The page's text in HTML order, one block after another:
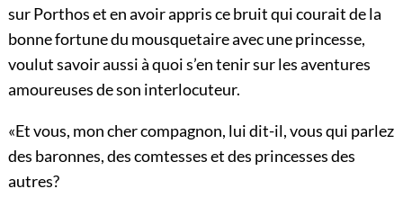
sur Porthos et en avoir appris ce bruit qui courait de la
bonne fortune du mousquetaire avec une princesse,
voulut savoir aussi à quoi s’en tenir sur les aventures
amoureuses de son interlocuteur.
«Et vous, mon cher compagnon, lui dit-il, vous qui parlez
des baronnes, des comtesses et des princesses des
autres?